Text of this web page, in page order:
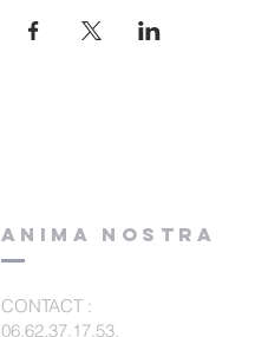
ANIMA NOSTRA
CONTACT :
06.62.37.17.53.